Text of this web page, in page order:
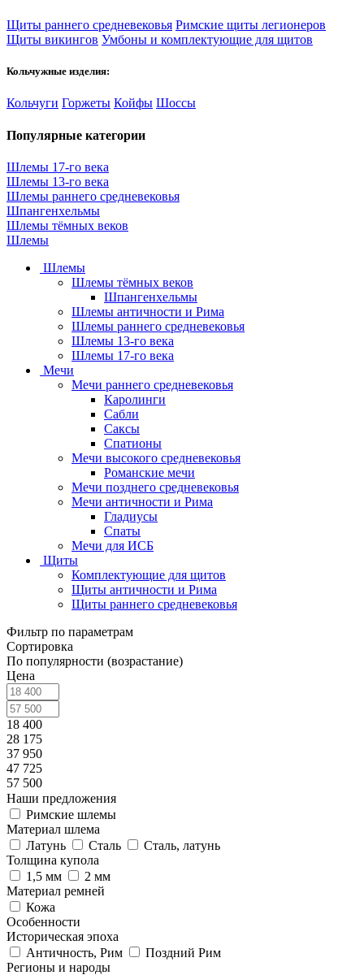
Щиты раннего средневековья Римские щиты легионеров
Щиты викингов Умбоны и комплектующие для щитов
Кольчужные изделия:
Кольчуги Горжеты Койфы Шоссы
Популярные категории
Шлемы 17-го века
Шлемы 13-го века
Шлемы раннего средневековья
Шпангенхельмы
Шлемы тёмных веков
Шлемы
Шлемы
Шлемы тёмных веков
Шпангенхельмы
Шлемы античности и Рима
Шлемы раннего средневековья
Шлемы 13-го века
Шлемы 17-го века
Мечи
Мечи раннего средневековья
Каролинги
Сабли
Саксы
Спатионы
Мечи высокого средневековья
Романские мечи
Мечи позднего средневековья
Мечи античности и Рима
Гладиусы
Спаты
Мечи для ИСБ
Щиты
Комплектующие для щитов
Щиты античности и Рима
Щиты раннего средневековья
Фильтр по параметрам
Сортировка
По популярности (возрастание)
Цена
18 400
28 175
37 950
47 725
57 500
Наши предложения
Римские шлемы
Материал шлема
Латунь
Сталь
Сталь, латунь
Толщина купола
1,5 мм
2 мм
Материал ремней
Кожа
Особенности
Историческая эпоха
Античность, Рим
Поздний Рим
Регионы и народы